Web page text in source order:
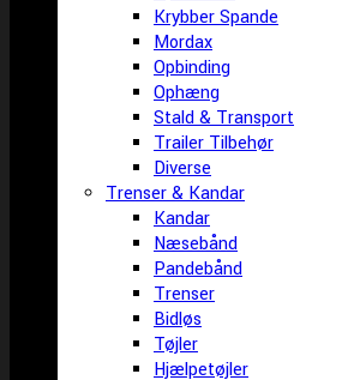
Krybber Spande
Mordax
Opbinding
Ophæng
Stald & Transport
Trailer Tilbehør
Diverse
Trenser & Kandar
Kandar
Næsebånd
Pandebånd
Trenser
Bidløs
Tøjler
Hjælpetøjler